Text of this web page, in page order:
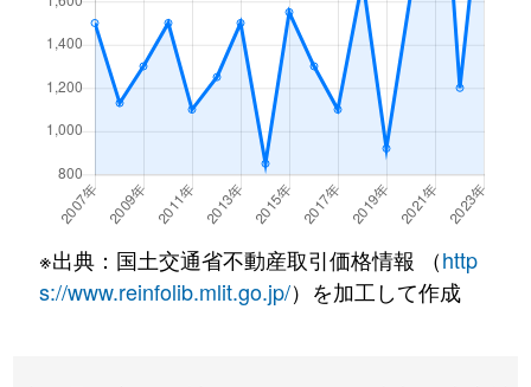
※出典：国土交通省不動産取引価格情報 （http
s://www.reinfolib.mlit.go.jp/）を加工して作成